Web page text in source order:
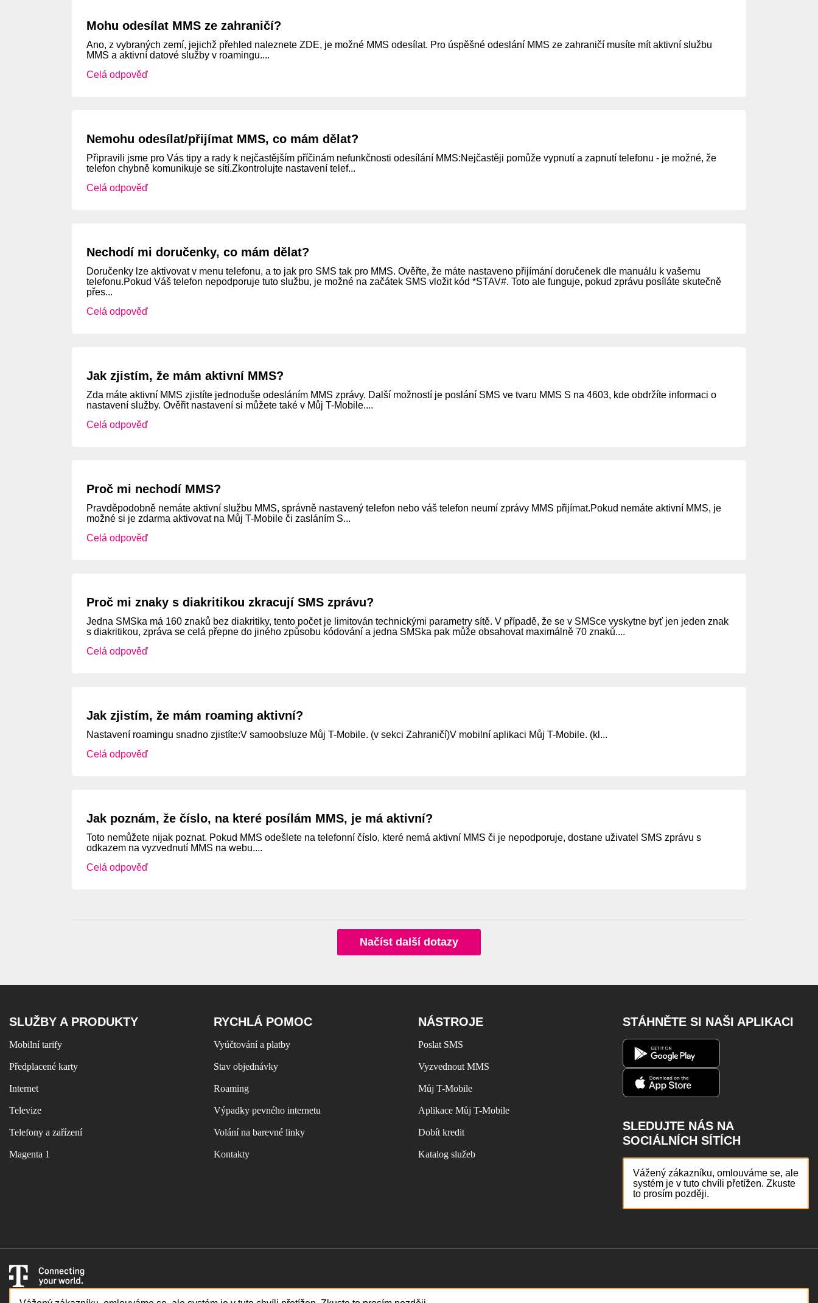
Mohu odesílat MMS ze zahraničí?
Ano, z vybraných zemí, jejichž přehled naleznete ZDE, je možné MMS odesílat. Pro úspěšné odeslání MMS ze zahraničí musíte mít aktivní službu
MMS a aktivní datové služby v roamingu....
Celá odpověď
Nemohu odesílat/přijímat MMS, co mám dělat?
Připravili jsme pro Vás tipy a rady k nejčastějším příčinám nefunkčnosti odesílání MMS:Nejčastěji pomůže vypnutí a zapnutí telefonu - je možné, že
telefon chybně komunikuje se sítí.Zkontrolujte nastavení telef...
Celá odpověď
Nechodí mi doručenky, co mám dělat?
Doručenky lze aktivovat v menu telefonu, a to jak pro SMS tak pro MMS. Ověřte, že máte nastaveno přijímání doručenek dle manuálu k vašemu
telefonu.Pokud Váš telefon nepodporuje tuto službu, je možné na začátek SMS vložit kód *STAV#. Toto ale funguje, pokud zprávu posíláte skutečně
přes...
Celá odpověď
Jak zjistím, že mám aktivní MMS?
Zda máte aktivní MMS zjistíte jednoduše odesláním MMS zprávy. Další možností je poslání SMS ve tvaru MMS S na 4603, kde obdržíte informaci o
nastavení služby. Ověřit nastavení si můžete také v Můj T-Mobile....
Celá odpověď
Proč mi nechodí MMS?
Pravděpodobně nemáte aktivní službu MMS, správně nastavený telefon nebo váš telefon neumí zprávy MMS přijímat.Pokud nemáte aktivní MMS, je
možné si je zdarma aktivovat na Můj T-Mobile či zasláním S...
Celá odpověď
Proč mi znaky s diakritikou zkracují SMS zprávu?
Jedna SMSka má 160 znaků bez diakritiky, tento počet je limitován technickými parametry sítě. V případě, že se v SMSce vyskytne byť jen jeden znak
s diakritikou, zpráva se celá přepne do jiného způsobu kódování a jedna SMSka pak může obsahovat maximálně 70 znaků....
Celá odpověď
Jak zjistím, že mám roaming aktivní?
Nastavení roamingu snadno zjistíte:V samoobsluze Můj T-Mobile. (v sekci Zahraničí)V mobilní aplikaci Můj T-Mobile. (kl...
Celá odpověď
Jak poznám, že číslo, na které posílám MMS, je má aktivní?
Toto nemůžete nijak poznat. Pokud MMS odešlete na telefonní číslo, které nemá aktivní MMS či je nepodporuje, dostane uživatel SMS zprávu s
odkazem na vyzvednutí MMS na webu....
Celá odpověď
Načíst další dotazy
SLUŽBY A PRODUKTY
Mobilní tarify
Předplacené karty
Internet
Televize
Telefony a zařízení
Magenta 1
RYCHLÁ POMOC
Vyúčtování a platby
Stav objednávky
Roaming
Výpadky pevného internetu
Volání na barevné linky
Kontakty
NÁSTROJE
Poslat SMS
Vyzvednout MMS
Můj T-Mobile
Aplikace Můj T-Mobile
Dobít kredit
Katalog služeb
STÁHNĚTE SI NAŠI APLIKACI
SLEDUJTE NÁS NA
SOCIÁLNÍCH SÍTÍCH
Vážený zákazníku, omlouváme se, ale
systém je v tuto chvíli přetížen. Zkuste
to prosím později.